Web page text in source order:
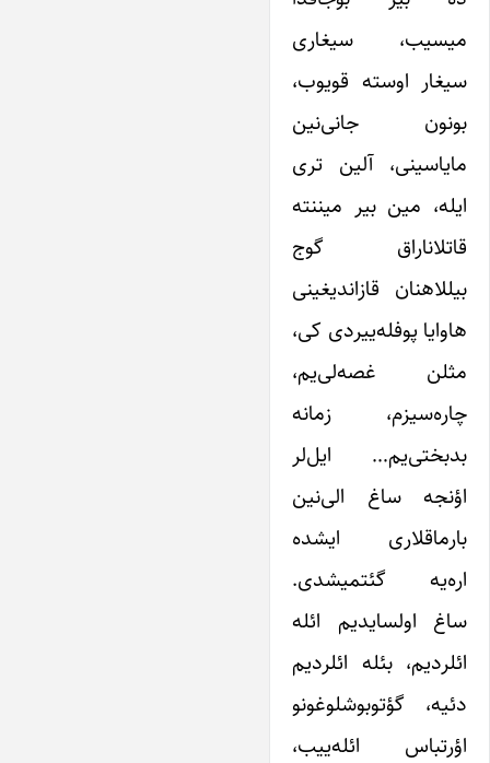
میسیب، سیغاری
سیغار اوسته قویوب،
بونون جانی‌نین
مایاسینی، آلین تری
ایله، مین بیر میننته
قاتلاناراق گوج
بیللاهنان قازاندیغینی
هاوایا پوفله‌ییردی کی،
مثلن غصه‌لی‌یم،
چاره‌سیزم، زمانه
بدبختی‌یم… ایل‌لر
اؤنجه ساغ الی‌نین
بارماقلاری ایشده
اره‌یه گئتمیشدی.
ساغ اولسایدیم ائله
ائلردیم، بئله ائلردیم
دئیه، گؤتوبوشلوغونو
اؤرتباس ائله‌ییب،